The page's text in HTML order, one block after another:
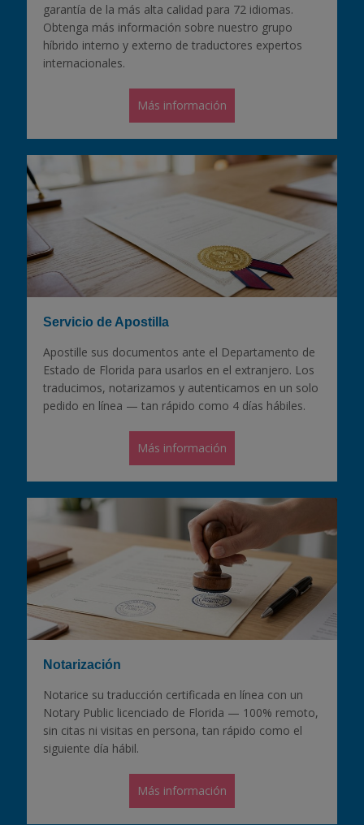
garantía de la más alta calidad para 72 idiomas.
Obtenga más información sobre nuestro grupo
híbrido interno y externo de traductores expertos
internacionales.
Más información
Servicio de Apostilla
Apostille sus documentos ante el Departamento de
Estado de Florida para usarlos en el extranjero. Los
traducimos, notarizamos y autenticamos en un solo
pedido en línea — tan rápido como 4 días hábiles.
Más información
Notarización
Notarice su traducción certificada en línea con un
Notary Public licenciado de Florida — 100% remoto,
sin citas ni visitas en persona, tan rápido como el
siguiente día hábil.
Más información